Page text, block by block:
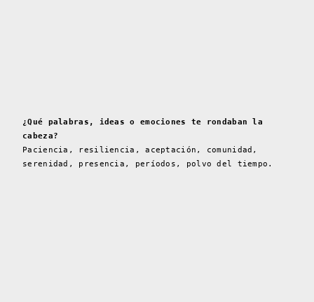
¿Qué palabras, ideas o emociones te rondaban la
cabeza?
Paciencia, resiliencia, aceptación, comunidad,
serenidad, presencia, períodos, polvo del tiempo.